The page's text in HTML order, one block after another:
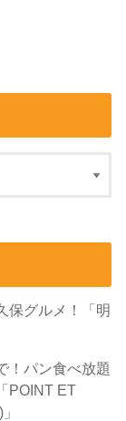
保グルメ！「明
！パン食べ放題
POINT ET